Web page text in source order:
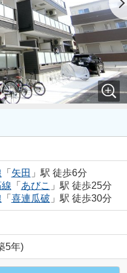
「 矢田 」駅 徒歩6分
「 あびこ 」駅 徒歩25分
「 喜連瓜破 」駅 徒歩30分
5年)